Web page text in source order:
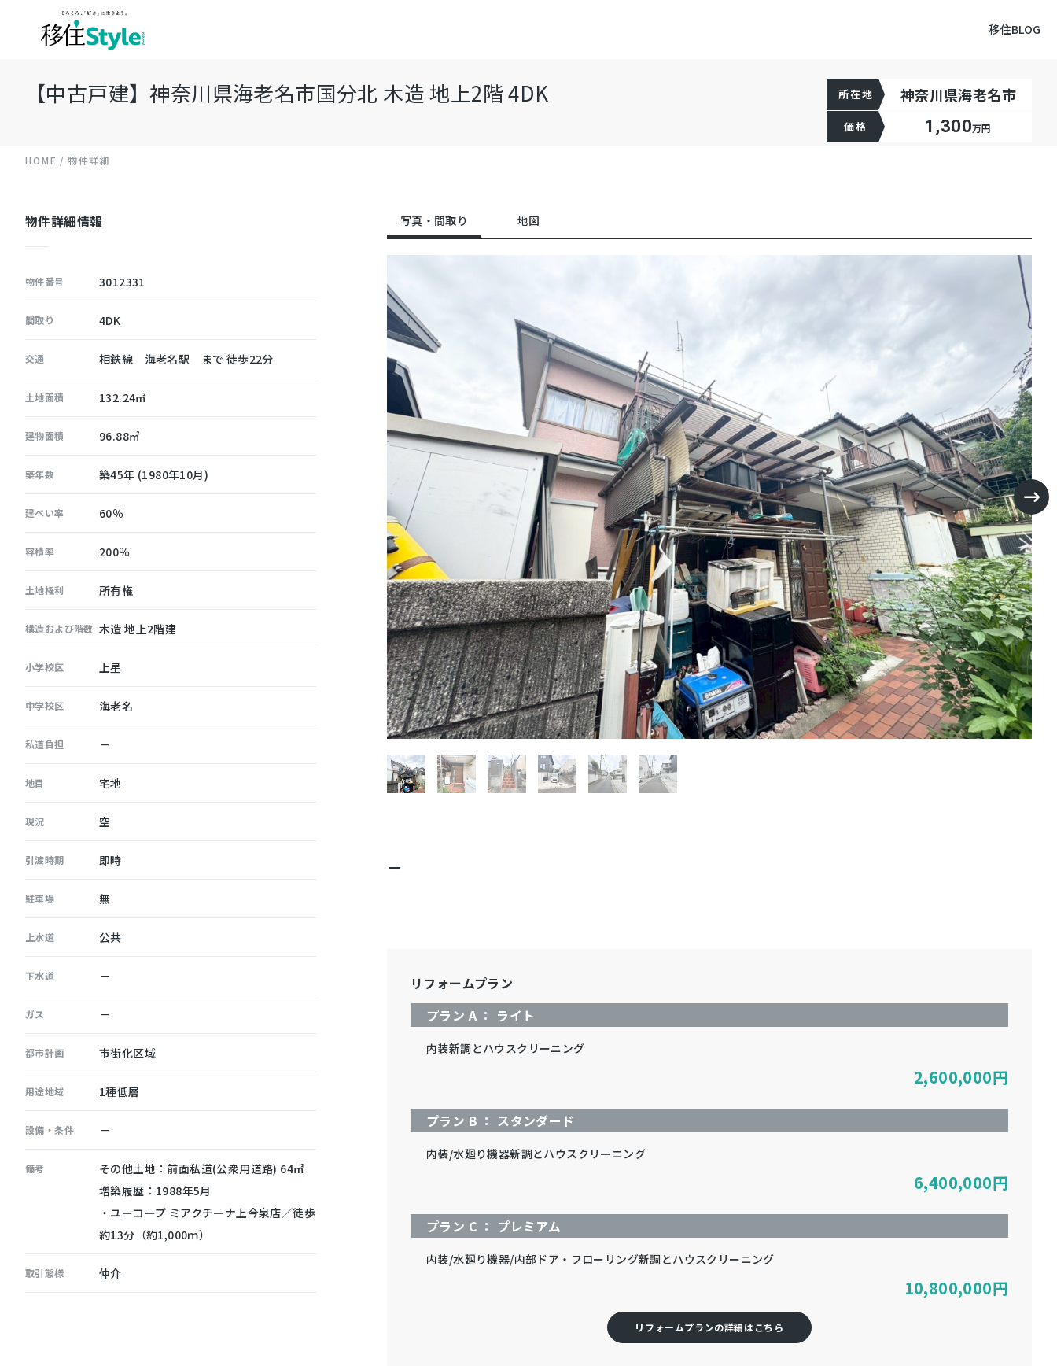
移住BLOG
【中古戸建】神奈川県海老名市国分北 木造 地上2階 4DK 所在地 神奈川県海老名市
価格 1,300万円
HOME 物件詳細
写真・間取り 地図
－
リフォームプラン
プラン A ： ライト
内装新調とハウスクリーニング
2,600,000円
プラン B ： スタンダード
内装/水廻り機器新調とハウスクリーニング
6,400,000円
プラン C ： プレミアム
内装/水廻り機器/内部ドア・フローリング新調とハウスクリーニング
10,800,000円
リフォームプランの詳細はこちら
物件詳細情報
物件番号 3012331
間取り 4DK
交通 相鉄線 海老名駅 まで 徒歩22分
土地面積 132.24㎡
建物面積 96.88㎡
築年数 築45年 (1980年10月)
建ぺい率 60％
容積率 200％
土地権利 所有権
構造および階数 木造 地上2階建
小学校区 上星
中学校区 海老名
私道負担 －
地目 宅地
現況 空
引渡時期 即時
駐車場 無
上水道 公共
下水道 －
ガス －
都市計画 市街化区域
用途地域 1種低層
設備・条件 －
備考
その他土地：前面私道(公衆用道路) 64㎡
増築履歴：1988年5月
・ユーコープ ミアクチーナ上今泉店／徒歩
約13分（約1,000ｍ）
取引態様 仲介